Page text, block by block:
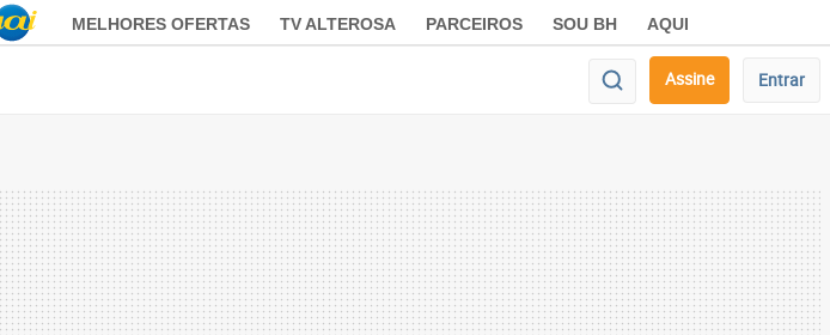
MELHORES OFERTAS TV ALTEROSA PARCEIROS SOU BH AQUI
Assine Entrar